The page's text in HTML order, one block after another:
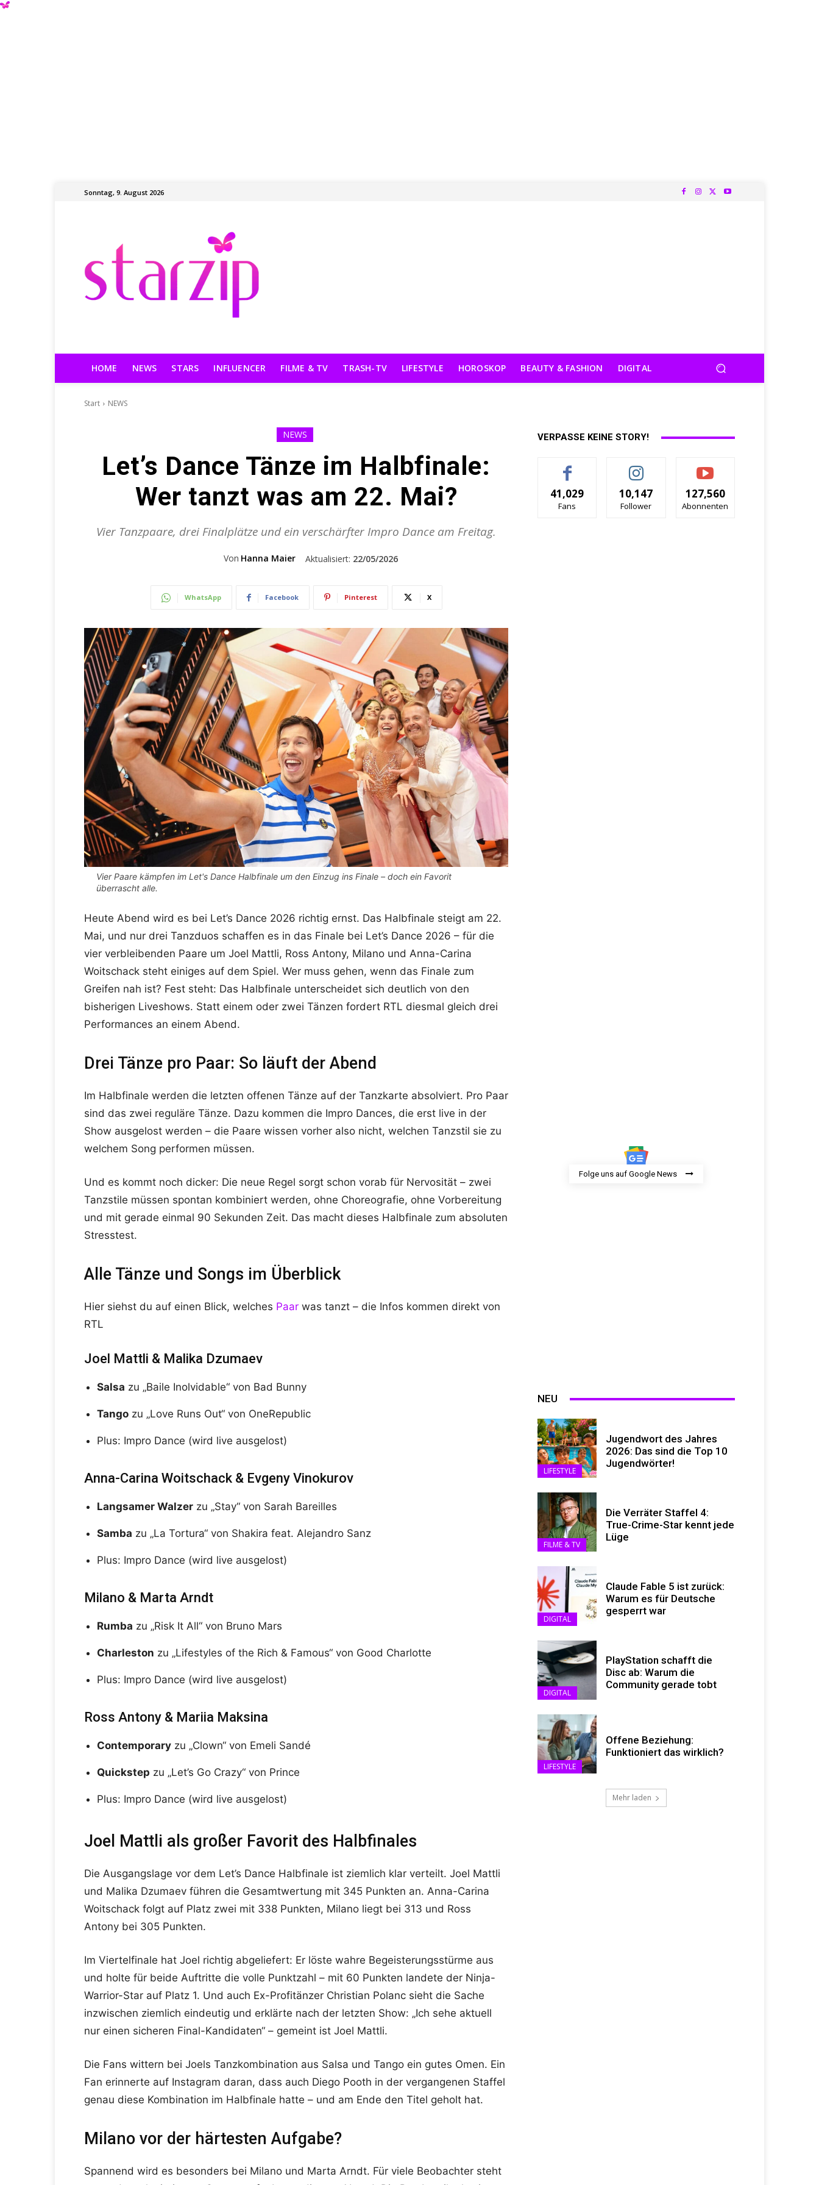
Sonntag, 9. August 2026
HOME NEWS STARS INFLUENCER FILME & TV TRASH-TV LIFESTYLE HOROSKOP BEAUTY & FASHION DIGITAL
Start NEWS
NEWS
Let’s Dance Tänze im Halbfinale:
Wer tanzt was am 22. Mai?
Vier Tanzpaare, drei Finalplätze und ein verschärfter Impro Dance am Freitag.
Von Hanna Maier Aktualisiert: 22/05/2026
WhatsApp Facebook Pinterest X
Vier Paare kämpfen im Let's Dance Halbfinale um den Einzug ins Finale – doch ein Favorit
überrascht alle.
Heute Abend wird es bei Let’s Dance 2026 richtig ernst. Das Halbfinale steigt am 22.
Mai, und nur drei Tanzduos schaffen es in das Finale bei Let’s Dance 2026 – für die
vier verbleibenden Paare um Joel Mattli, Ross Antony, Milano und Anna-Carina
Woitschack steht einiges auf dem Spiel. Wer muss gehen, wenn das Finale zum
Greifen nah ist? Fest steht: Das Halbfinale unterscheidet sich deutlich von den
bisherigen Liveshows. Statt einem oder zwei Tänzen fordert RTL diesmal gleich drei
Performances an einem Abend.
Drei Tänze pro Paar: So läuft der Abend
Im Halbfinale werden die letzten offenen Tänze auf der Tanzkarte absolviert. Pro Paar
sind das zwei reguläre Tänze. Dazu kommen die Impro Dances, die erst live in der
Show ausgelost werden – die Paare wissen vorher also nicht, welchen Tanzstil sie zu
welchem Song performen müssen.
Und es kommt noch dicker: Die neue Regel sorgt schon vorab für Nervosität – zwei
Tanzstile müssen spontan kombiniert werden, ohne Choreografie, ohne Vorbereitung
und mit gerade einmal 90 Sekunden Zeit. Das macht dieses Halbfinale zum absoluten
Stresstest.
Alle Tänze und Songs im Überblick
Hier siehst du auf einen Blick, welches Paar was tanzt – die Infos kommen direkt von
RTL
Joel Mattli & Malika Dzumaev
Salsa zu „Baile Inolvidable“ von Bad Bunny
Tango zu „Love Runs Out“ von OneRepublic
Plus: Impro Dance (wird live ausgelost)
Anna-Carina Woitschack & Evgeny Vinokurov
Langsamer Walzer zu „Stay“ von Sarah Bareilles
Samba zu „La Tortura“ von Shakira feat. Alejandro Sanz
Plus: Impro Dance (wird live ausgelost)
Milano & Marta Arndt
Rumba zu „Risk It All“ von Bruno Mars
Charleston zu „Lifestyles of the Rich & Famous“ von Good Charlotte
Plus: Impro Dance (wird live ausgelost)
Ross Antony & Mariia Maksina
Contemporary zu „Clown“ von Emeli Sandé
Quickstep zu „Let’s Go Crazy“ von Prince
Plus: Impro Dance (wird live ausgelost)
Joel Mattli als großer Favorit des Halbfinales
Die Ausgangslage vor dem Let’s Dance Halbfinale ist ziemlich klar verteilt. Joel Mattli
und Malika Dzumaev führen die Gesamtwertung mit 345 Punkten an. Anna-Carina
Woitschack folgt auf Platz zwei mit 338 Punkten, Milano liegt bei 313 und Ross
Antony bei 305 Punkten.
Im Viertelfinale hat Joel richtig abgeliefert: Er löste wahre Begeisterungsstürme aus
und holte für beide Auftritte die volle Punktzahl – mit 60 Punkten landete der Ninja-
Warrior-Star auf Platz 1. Und auch Ex-Profitänzer Christian Polanc sieht die Sache
inzwischen ziemlich eindeutig und erklärte nach der letzten Show: „Ich sehe aktuell
nur einen sicheren Final-Kandidaten“ – gemeint ist Joel Mattli.
Die Fans wittern bei Joels Tanzkombination aus Salsa und Tango ein gutes Omen. Ein
Fan erinnerte auf Instagram daran, dass auch Diego Pooth in der vergangenen Staffel
genau diese Kombination im Halbfinale hatte – und am Ende den Titel geholt hat.
Milano vor der härtesten Aufgabe?
Spannend wird es besonders bei Milano und Marta Arndt. Für viele Beobachter steht
VERPASSE KEINE STORY!
41,029
Fans
10,147
Follower
127,560
Abonnenten
Folge uns auf Google News
NEU
LIFESTYLE
Jugendwort des Jahres
2026: Das sind die Top 10
Jugendwörter!
FILME & TV
Die Verräter Staffel 4:
True-Crime-Star kennt jede
Lüge
DIGITAL
Claude Fable 5 ist zurück:
Warum es für Deutsche
gesperrt war
DIGITAL
PlayStation schafft die
Disc ab: Warum die
Community gerade tobt
LIFESTYLE
Offene Beziehung:
Funktioniert das wirklich?
Mehr laden